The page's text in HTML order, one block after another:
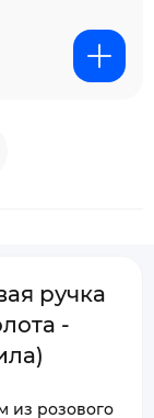
ручка
-
из розового